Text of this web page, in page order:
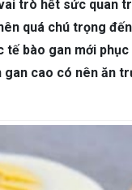
Viêm Nướu Răng
trò hết sức quan
quá chú trọng
tế bào gan mới
gan cao có nên ăn